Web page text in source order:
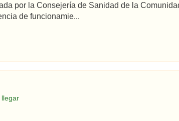
por la Consejería de Sanidad de la
de funcionamie...